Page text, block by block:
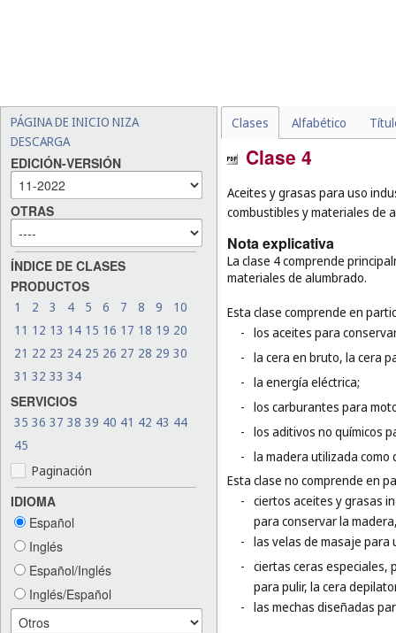
PÁGINA DE INICIO NIZA
DESCARGA
EDICIÓN-VERSIÓN
OTRAS
ÍNDICE DE CLASES
PRODUCTOS
1 2 3 4 5 6 7 8 9
10
11 12 13 14 15 16 17 18 19 20
21 22 23 24 25 26 27 28 29 30
31 32 33 34
SERVICIOS
35 36 37 38 39 40 41 42 43 44
45
Paginación
IDIOMA
Español
Inglés
Español/Inglés
Inglés/Español
Clases Alfabético
Clase 4
Aceites y grasas para uso
combustibles y materiales de
Nota explicativa
La clase 4 comprende
materiales de alumbrado.
Esta clase comprende en
- los aceites para
- la cera en bruto, la cera
- la energía eléctrica;
- los carburantes para
- los aditivos no químicos
- la madera utilizada como
Esta clase no comprende en
- ciertos aceites y grasas
para conservar la
- las velas de masaje para
- ciertas ceras especiales,
para pulir, la cera
- las mechas diseñadas